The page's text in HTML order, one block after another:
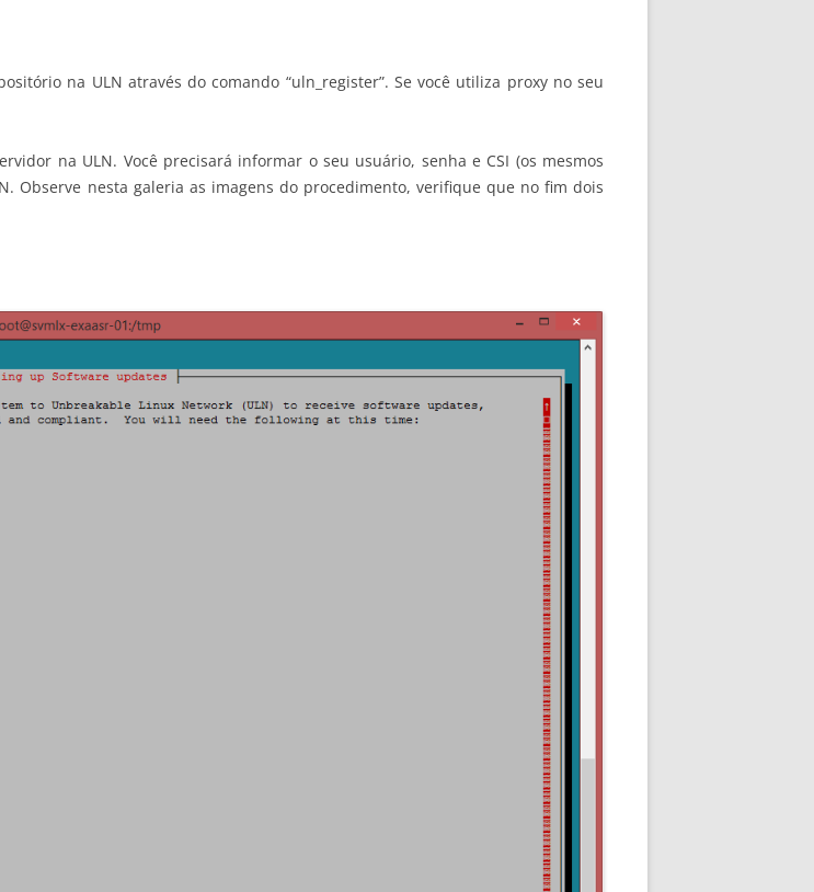
na ULN através do comando “uln_register”. Se você utiliza proxy no seu
na ULN. Você precisará informar o seu usuário, senha e CSI (os mesmos
Observe nesta galeria as imagens do procedimento, verifique que no fim dois